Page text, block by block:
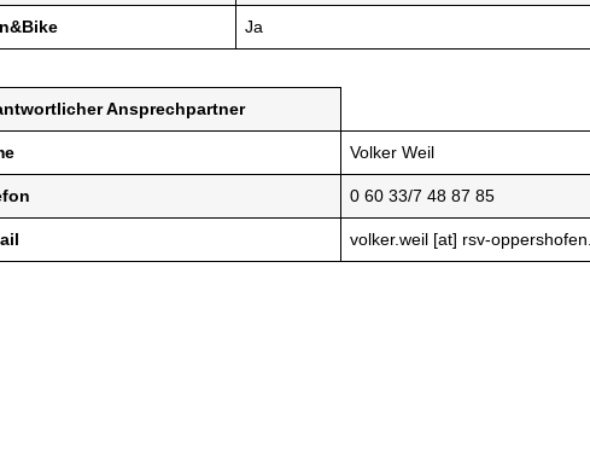
Ja
Ansprechpartner
Volker Weil
0 60 33/7 48 87 85
volker.weil [at] rsv-